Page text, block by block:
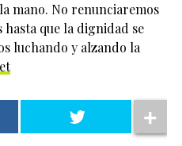
mano. No renunciaremos
que la dignidad se
luchando y alzando la